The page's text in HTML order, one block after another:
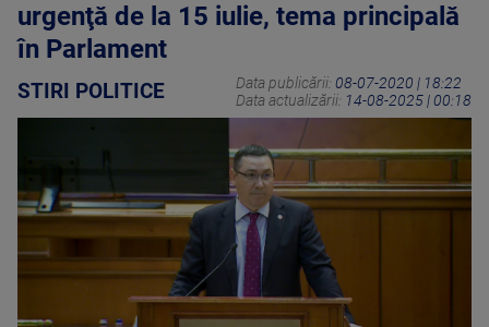
urgenţă de la 15 iulie, tema principală
în Parlament
STIRI POLITICE Data publicării: 08-07-2020 | 18:22
Data actualizării: 14-08-2025 | 00:18